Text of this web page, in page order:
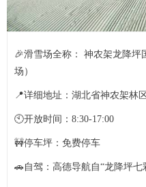
🎉滑雪场全称： 神农架龙降
场）
📍详细地址：湖北省神农架林
🕙开放时间：8:30-17:00
🚧停车坪：免费停车
🚗自驾：高德导航自“龙降坪七